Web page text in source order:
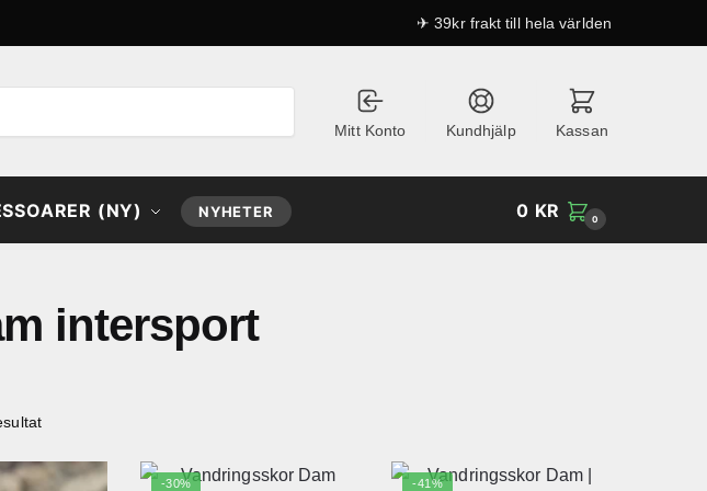
✈ 39kr frakt till hela världen
Mitt Konto Kundhjälp Kassan
(NY) NYHETER 0 KR 0
intersport
Sortera
popularitet
-30% -41%